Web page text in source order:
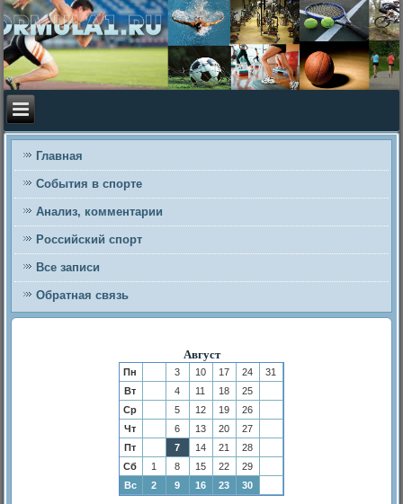
Главная
События в спорте
Анализ, комментарии
Российский спорт
Все записи
Обратная связь
Август
Пн 3 10 17 24
31
Вт
4 11 18
25
Ср
5 12 19
26
Чт
6 13 20
27
Пт
7 14 21
28
Сб
1 8 15 22
29
Вс
2 9 16 23 30